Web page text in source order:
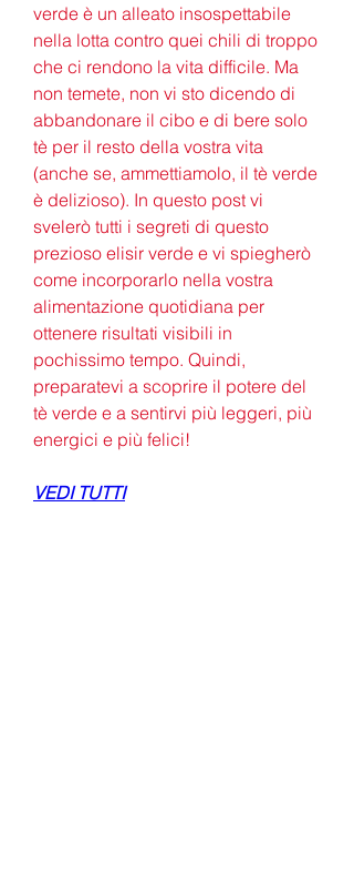
verde è un alleato insospettabile
nella lotta contro quei chili di troppo
che ci rendono la vita difficile. Ma
non temete, non vi sto dicendo di
abbandonare il cibo e di bere solo
tè per il resto della vostra vita
(anche se, ammettiamolo, il tè verde
è delizioso). In questo post vi
svelerò tutti i segreti di questo
prezioso elisir verde e vi spiegherò
come incorporarlo nella vostra
alimentazione quotidiana per
ottenere risultati visibili in
pochissimo tempo. Quindi,
preparatevi a scoprire il potere del
tè verde e a sentirvi più leggeri, più
energici e più felici!
VEDI TUTTI